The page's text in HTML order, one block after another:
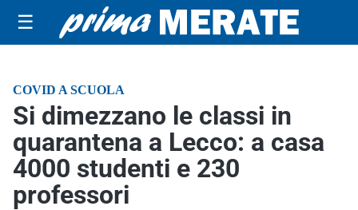
☰
COVID A SCUOLA
Si dimezzano le classi in
quarantena a Lecco: a casa
4000 studenti e 230
professori